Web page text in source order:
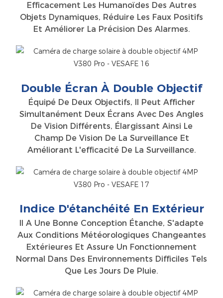
Efficacement Les Humanoïdes Des Autres
Objets Dynamiques, Réduire Les Faux Positifs
Et Améliorer La Précision Des Alarmes.
Double Écran À Double Objectif
Équipé De Deux Objectifs, Il Peut Afficher
Simultanément Deux Écrans Avec Des Angles
De Vision Différents, Élargissant Ainsi Le
Champ De Vision De La Surveillance Et
Améliorant L'efficacité De La Surveillance.
Indice D'étanchéité En Extérieur
Il A Une Bonne Conception Étanche, S'adapte
Aux Conditions Météorologiques Changeantes
Extérieures Et Assure Un Fonctionnement
Normal Dans Des Environnements Difficiles Tels
Que Les Jours De Pluie.